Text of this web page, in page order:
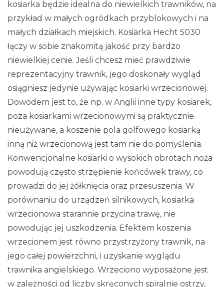
kosiarka będzie idealna do niewielkich trawników, na
przykład w małych ogródkach przyblokowych i na
małych działkach miejskich. Kosiarka Hecht 5030
łączy w sobie znakomitą jakość przy bardzo
niewielkiej cenie. Jeśli chcesz mieć prawdziwie
reprezentacyjny trawnik, jego doskonały wygląd
osiągniesz jedynie używając kosiarki wrzecionowej.
Dowodem jest to, że np. w Anglii inne typy kosiarek,
poza kosiarkami wrzecionowymi są praktycznie
nieużywane, a koszenie pola golfowego kosiarką
inną niż wrzecionową jest tam nie do pomyślenia.
Konwencjonalne kosiarki o wysokich obrotach noża
powodują często strzępienie końcówek trawy, co
prowadzi do jej żółknięcia oraz przesuszenia. W
porównaniu do urządzeń silnikowych, kosiarka
wrzecionowa starannie przycina trawę, nie
powodując jej uszkodzenia. Efektem koszenia
wrzecionem jest równo przystrzyżony trawnik, na
jego całej powierzchni, i uzyskanie wyglądu
trawnika angielskiego. Wrzeciono wyposażone jest
w zależności od liczby skręconych spiralnie ostrzy,